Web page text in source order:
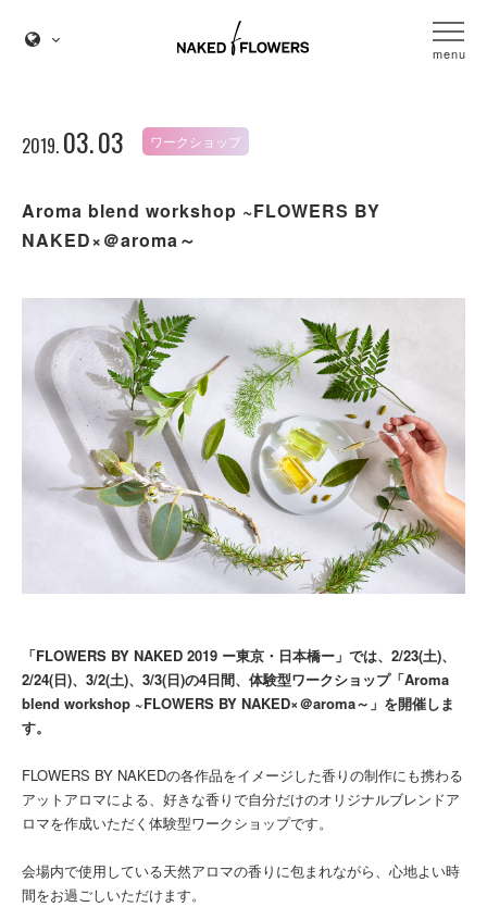
menu
2019. 03.03 ワークショップ
Aroma blend workshop ~FLOWERS BY
NAKED×＠aroma～
「FLOWERS BY NAKED 2019 ー東京・日本橋ー」では、2/23(土)、
2/24(日)、3/2(土)、3/3(日)の4日間、体験型ワークショップ「Aroma
blend workshop ~FLOWERS BY NAKED×＠aroma～」を開催しま
す。
FLOWERS BY NAKEDの各作品をイメージした香りの制作にも携わる
アットアロマによる、好きな香りで自分だけのオリジナルブレンドア
ロマを作成いただく体験型ワークショップです。
会場内で使用している天然アロマの香りに包まれながら、心地よい時
間をお過ごしいただけます。